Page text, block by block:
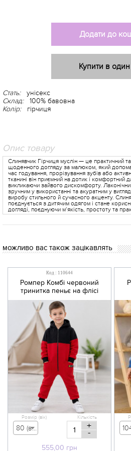
Додати до
Купити в один
Стать: унісекс
Склад: 100% бавовна
Колір: гірчиця
Опис товару
Слинявчик Гірчиця муслін — це практичний
щоденного догляду за малюком, який
час годування, прорізування зубів або
тканині він приємний на дотик і комфортний
викликаючи зайвого дискомфорту.
зручним у використанні та акуратним у
виробу стильного й сучасного акценту.
поєднується з дитячим одягом і стане
догляді, поєднуючи м’якість, простоту та
можливо вас також зацікавлять
Код : 110644
Ромпер Комбі червоний
тринитка пеньє на флісі
555,00 грн
Розмір (вік)
80 (вік 9-12 міс) - 555,00 грн
Кількість
+
-